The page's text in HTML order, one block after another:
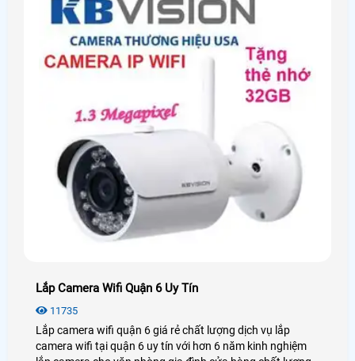
Lắp Camera Wifi Quận 6 Uy Tín
11735
Lắp camera wifi quận 6 giá rẻ chất lượng dịch vụ lắp
camera wifi tại quận 6 uy tín với hơn 6 năm kinh nghiệm